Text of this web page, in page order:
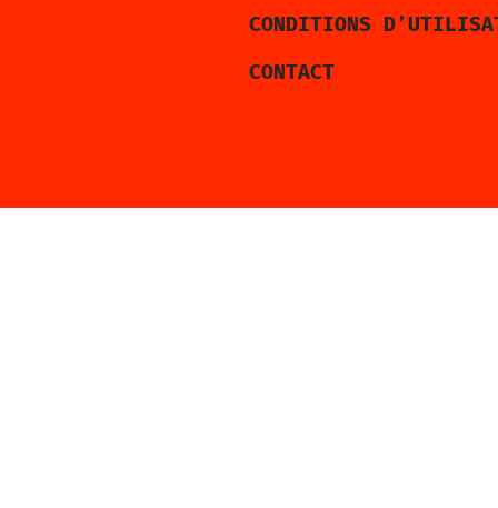
CONDITIONS
CONTACT